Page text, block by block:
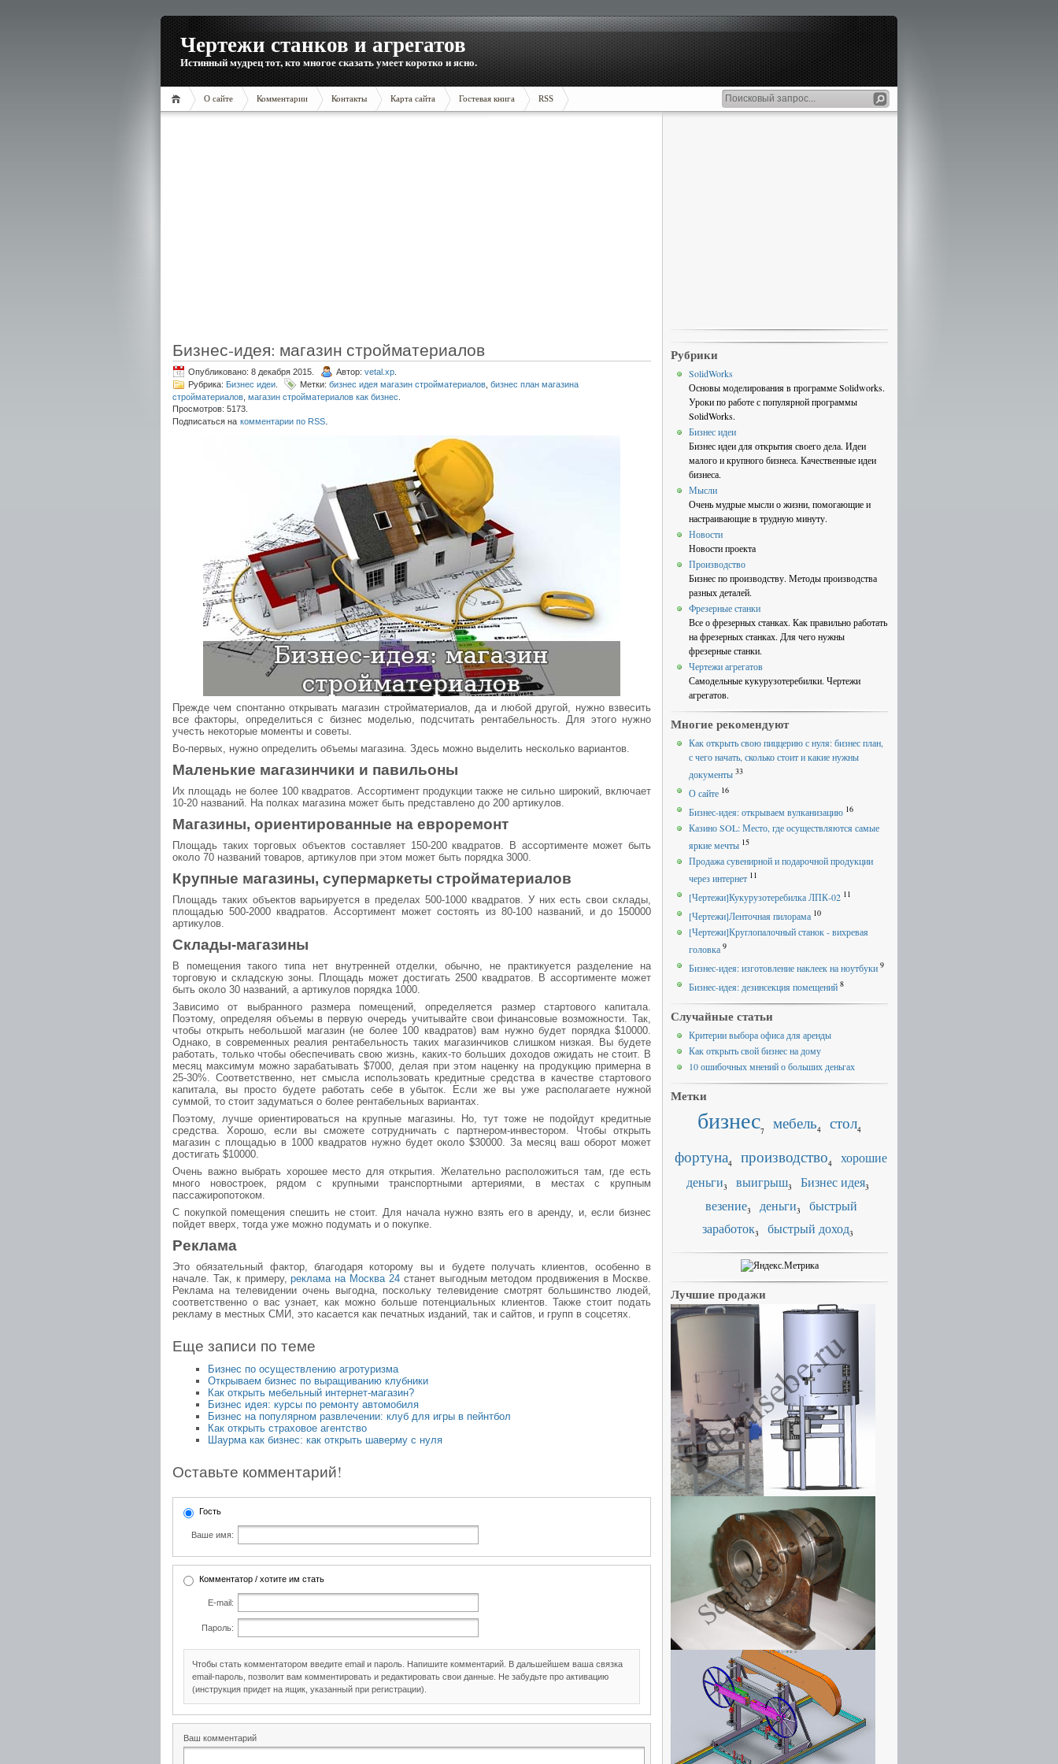
Чертежи станков и агрегатов
Истинный мудрец тот, кто многое сказать умеет коротко и ясно.
О сайте Комментарии Контакты Карта сайта Гостевая книга RSS
Бизнес-идея: магазин стройматериалов
Опубликовано: 8 декабря 2015. Автор: vetal.xp
Рубрика: Бизнес идеи Метки: бизнес идея магазин стройматериалов бизнес план магазина
стройматериалов магазин стройматериалов как бизнес
Просмотров: 5173.
Подписаться на комментарии по RSS.
Прежде чем спонтанно открывать магазин стройматериалов, да и любой другой, нужно взвесить
все факторы, определиться с бизнес моделью, подсчитать рентабельность. Для этого нужно
учесть некоторые моменты и советы.
Во-первых, нужно определить объемы магазина. Здесь можно выделить несколько вариантов.
Маленькие магазинчики и павильоны
Их площадь не более 100 квадратов. Ассортимент продукции также не сильно широкий, включает
10-20 названий. На полках магазина может быть представлено до 200 артикулов.
Магазины, ориентированные на евроремонт
Площадь таких торговых объектов составляет 150-200 квадратов. В ассортименте может быть
около 70 названий товаров, артикулов при этом может быть порядка 3000.
Крупные магазины, супермаркеты стройматериалов
Площадь таких объектов варьируется в пределах 500-1000 квадратов. У них есть свои склады,
площадью 500-2000 квадратов. Ассортимент может состоять из 80-100 названий, и до 150000
артикулов.
Склады-магазины
В помещения такого типа нет внутренней отделки, обычно, не практикуется разделение на
торговую и складскую зоны. Площадь может достигать 2500 квадратов. В ассортименте может
быть около 30 названий, а артикулов порядка 1000.
Зависимо от выбранного размера помещений, определяется размер стартового капитала.
Поэтому, определяя объемы в первую очередь учитывайте свои финансовые возможности. Так,
чтобы открыть небольшой магазин (не более 100 квадратов) вам нужно будет порядка $10000.
Однако, в современных реалия рентабельность таких магазинчиков слишком низкая. Вы будете
работать, только чтобы обеспечивать свою жизнь, каких-то больших доходов ожидать не стоит. В
месяц максимум можно зарабатывать $7000, делая при этом наценку на продукцию примерна в
25-30%. Соответственно, нет смысла использовать кредитные средства в качестве стартового
капитала, вы просто будете работать себе в убыток. Если же вы уже располагаете нужной
суммой, то стоит задуматься о более рентабельных вариантах.
Поэтому, лучше ориентироваться на крупные магазины. Но, тут тоже не подойдут кредитные
средства. Хорошо, если вы сможете сотрудничать с партнером-инвестором. Чтобы открыть
магазин с площадью в 1000 квадратов нужно будет около $30000. За месяц ваш оборот может
достигать $10000.
Очень важно выбрать хорошее место для открытия. Желательно расположиться там, где есть
много новостроек, рядом с крупными транспортными артериями, в местах с крупным
пассажиропотоком.
С покупкой помещения спешить не стоит. Для начала нужно взять его в аренду, и, если бизнес
пойдет вверх, тогда уже можно подумать и о покупке.
Реклама
Это обязательный фактор, благодаря которому вы и будете получать клиентов, особенно в
начале. Так, к примеру,реклама на Москва 24станет выгодным методом продвижения в Москве.
Реклама на телевидении очень выгодна, поскольку телевидение смотрят большинство людей,
соответственно о вас узнает, как можно больше потенциальных клиентов. Также стоит подать
рекламу в местных СМИ, это касается как печатных изданий, так и сайтов, и групп в соцсетях.
Еще записи по теме
Бизнес по осуществлению агротуризма
Открываем бизнес по выращиванию клубники
Как открыть мебельный интернет-магазин?
Бизнес идея: курсы по ремонту автомобиля
Бизнес на популярном развлечении: клуб для игры в пейнтбол
Как открыть страховое агентство
Шаурма как бизнес: как открыть шаверму с нуля
Оставьте комментарий!
Гость
Ваше имя:
Комментатор / хотите им стать
E-mail:
Пароль:
Чтобы стать комментатором введите email и пароль. Напишите комментарий. В дальшейшем ваша связка
email-пароль, позволит вам комментировать и редактировать свои данные. Не забудьте про активацию
(инструкция придет на ящик, указанный при регистрации).
Ваш комментарий
Рубрики
SolidWorks
Основы моделирования в программе Solidworks.
Уроки по работе с популярной программы
SolidWorks.
Бизнес идеи
Бизнес идеи для открытия своего дела. Идеи
малого и крупного бизнеса. Качественные идеи
бизнеса.
Мысли
Очень мудрые мысли о жизни, помогающие и
настраивающие в трудную минуту.
Новости
Новости проекта
Производство
Бизнес по производству. Методы производства
разных деталей.
Фрезерные станки
Все о фрезерных станках. Как правильно работать
на фрезерных станках. Для чего нужны
фрезерные станки.
Чертежи агрегатов
Самодельные кукурузотеребилки. Чертежи
агрегатов.
Многие рекомендуют
Как открыть свою пиццерию с нуля: бизнес план,
с чего начать, сколько стоит и какие нужны
документы 33
О сайте 16
Бизнес-идея: открываем вулканизацию 16
Казино SOL: Место, где осуществляются самые
яркие мечты 15
Продажа сувенирной и подарочной продукции
через интернет 11
[Чертежи]Кукурузотеребилка ЛПК-02 11
[Чертежи]Ленточная пилорама 10
[Чертежи]Круглопалочный станок - вихревая
головка 9
Бизнес-идея: изготовление наклеек на ноутбуки 9
Бизнес-идея: дезинсекция помещений 8
Случайные статьи
Критерии выбора офиса для аренды
Как открыть свой бизнес на дому
10 ошибочных мнений о больших деньгах
Метки
бизнес7 мебель4 стол4
фортуна4 производство4
хорошие
деньги3 выигрыш3 Бизнес идея3
везение3 деньги3
быстрый
заработок3 быстрый доход3
Лучшие продажи